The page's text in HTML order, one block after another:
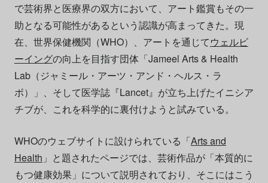
で芸術界と医療界の双方において、アート鑑賞もその一
助となる可能性があるという認識が高まってきた。現
在、世界保健機関（WHO）、アートを通じてウェルビ
ーイングの向上を目指す団体「Jameel Arts & Health
Lab（ジャミール・アーツ・アンド・ヘルス・ラ
ボ）」、そして医学誌『Lancet』が立ち上げたイニシア
チブが、これを科学的に裏付けようと試みている。
WHOのウェブサイトに設けられている「Arts and
Health 」と題されたページでは、芸術作品が「本質的に
もつ健康効果」について説明されており、そこにはこう